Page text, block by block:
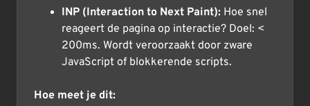
INP (Interaction to Next Paint): Hoe snel
reageert de pagina op interactie? Doel: <
200ms. Wordt veroorzaakt door zware
JavaScript of blokkerende scripts.
Hoe meet je dit: